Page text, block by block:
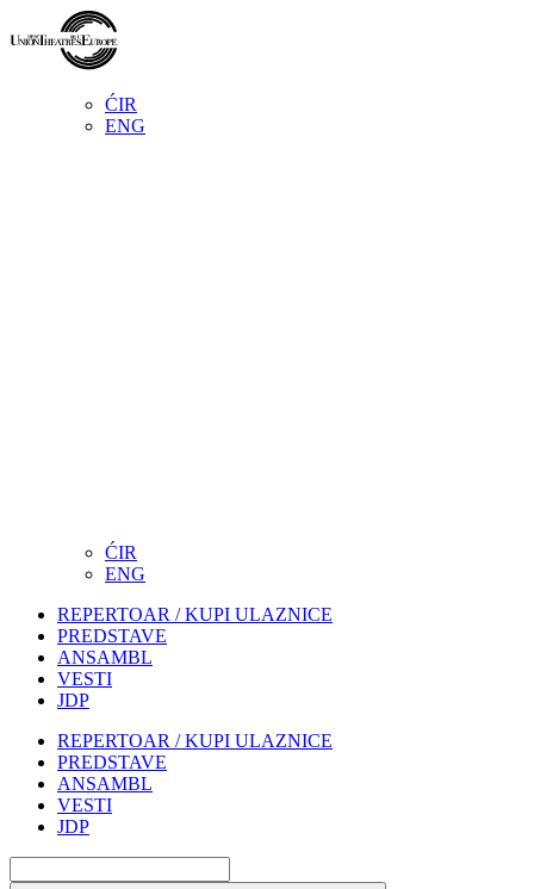
ĆIR
ENG
ĆIR
ENG
REPERTOAR / KUPI ULAZNICE
PREDSTAVE
ANSAMBL
VESTI
JDP
REPERTOAR / KUPI ULAZNICE
PREDSTAVE
ANSAMBL
VESTI
JDP